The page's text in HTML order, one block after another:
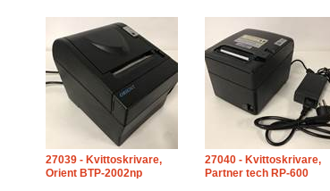
27039 - Kvittoskrivare,
Orient BTP-2002np
27040 - Kvittoskrivare,
Partner tech RP-600